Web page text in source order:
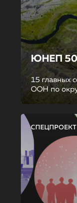
ЮНЕП 50
15 главных
ООН по
СПЕЦПРОЕКТ